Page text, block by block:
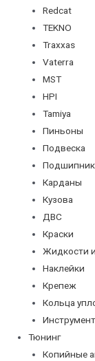
Redcat
TEKNO
Traxxas
Vaterra
MST
HPI
Tamiya
Пиньоны
Подвеска
Карданы
Кузова
ДВС
Краски
Жидкости
Наклейки
Крепеж
Кольца
Тюнинг
Копийные